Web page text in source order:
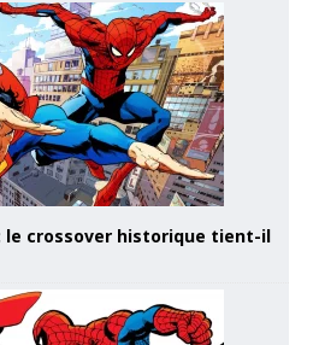
le crossover historique tient-il